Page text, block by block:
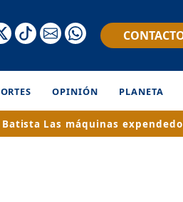
OPINIÓN PLANETA
Las máquinas